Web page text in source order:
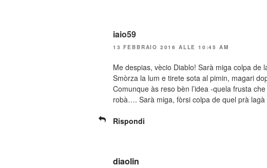
iaio59
13 FEBBRAIO 2016 ALLE 10:45 AM
Me despias, vècio Diablo! Sarà miga colpa de
Smòrza la lum e tirete sota al pimin, magari
Comunque às reso bèn l’idea -quela frusta
robà…. Sarà miga, fòrsi colpa de quel prà
Rispondi
diaolin